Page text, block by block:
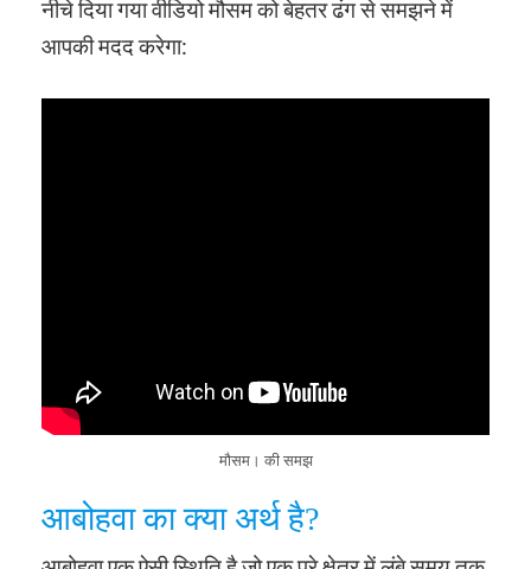
नीचे दिया गया वीडियो मौसम को बेहतर ढंग से समझने में
आपकी मदद करेगा:
मौसम। की समझ
आबोहवा का क्या अर्थ है?